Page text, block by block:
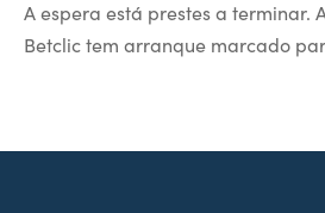
A espera está prestes a terminar.
Betclic tem arranque marcado